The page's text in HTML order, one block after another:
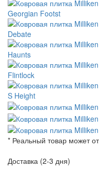
* Реальный товар может
Доставка (2-3 дня)